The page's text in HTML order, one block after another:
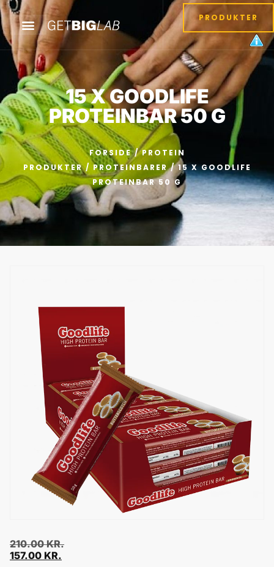
PRODUKTER
15 X GOODLIFE
PROTEINBAR 50 G
FORSIDE/PROTEIN
PRODUKTER/ PROTEINBARER/ 15 X GOODLIFE
PROTEINBAR 50 G
210.00KR.
157.00 KR.